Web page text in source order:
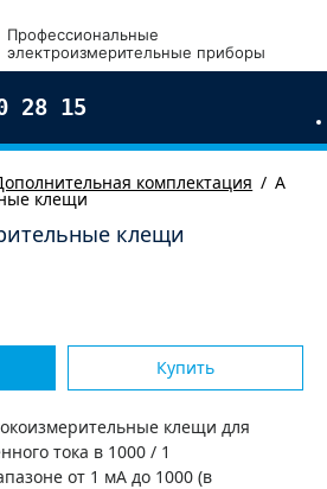
Профессиональные
электроизмерительные приборы
28 15
комплектация А
клещи
клещи
Купить
клещи для
тока в 1000 / 1
от 1 мА до 1000 (в